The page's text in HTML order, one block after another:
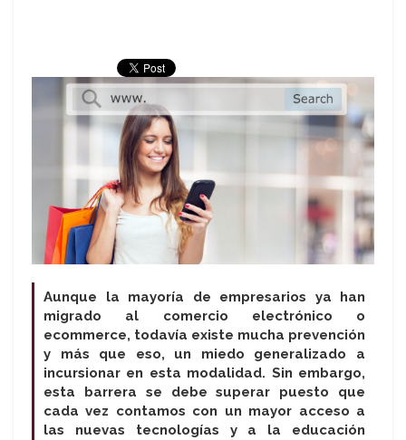
Aunque la mayoría de empresarios ya han
migrado al comercio electrónico o
ecommerce, todavía existe mucha prevención
y más que eso, un miedo generalizado a
incursionar en esta modalidad. Sin embargo,
esta barrera se debe superar puesto que
cada vez contamos con un mayor acceso a
las nuevas tecnologías y a la educación